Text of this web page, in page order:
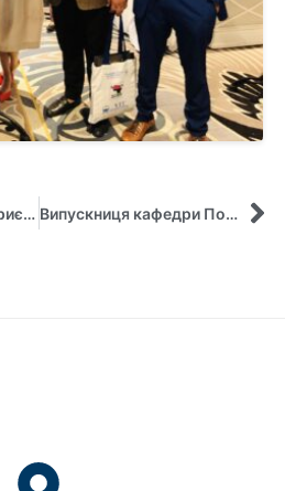
У перемоги завжди приємний післясмак! Випускниця кафедри Попатенко Марина Миколаївна займає посаду заступниці міністра молоді та спорту України